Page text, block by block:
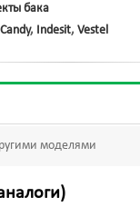
бака
Candy, Indesit, Vestel
моделями